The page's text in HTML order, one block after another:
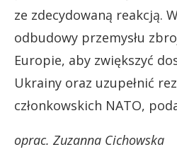
ze zdecydowaną reakcją.
odbudowy przemysłu
Europie, aby zwiększyć
Ukrainy oraz uzupełnić
członkowskich NATO,
oprac. Zuzanna Cichowska